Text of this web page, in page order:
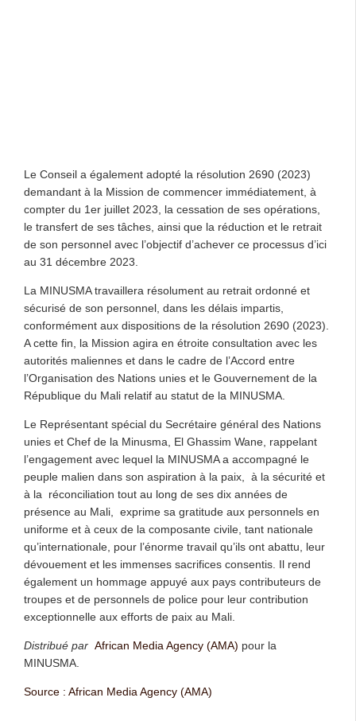
Le Conseil a également adopté la résolution 2690 (2023)
demandant à la Mission de commencer immédiatement, à
compter du 1er juillet 2023, la cessation de ses opérations,
le transfert de ses tâches, ainsi que la réduction et le retrait
de son personnel avec l’objectif d’achever ce processus d’ici
au 31 décembre 2023.
La MINUSMA travaillera résolument au retrait ordonné et
sécurisé de son personnel, dans les délais impartis,
conformément aux dispositions de la résolution 2690 (2023).
A cette fin, la Mission agira en étroite consultation avec les
autorités maliennes et dans le cadre de l’Accord entre
l’Organisation des Nations unies et le Gouvernement de la
République du Mali relatif au statut de la MINUSMA.
Le Représentant spécial du Secrétaire général des Nations
unies et Chef de la Minusma, El Ghassim Wane, rappelant
l’engagement avec lequel la MINUSMA a accompagné le
peuple malien dans son aspiration à la paix, à la sécurité et
à la réconciliation tout au long de ses dix années de
présence au Mali, exprime sa gratitude aux personnels en
uniforme et à ceux de la composante civile, tant nationale
qu’internationale, pour l’énorme travail qu’ils ont abattu, leur
dévouement et les immenses sacrifices consentis. Il rend
également un hommage appuyé aux pays contributeurs de
troupes et de personnels de police pour leur contribution
exceptionnelle aux efforts de paix au Mali.
Distribué par African Media Agency (AMA) pour la
MINUSMA.
Source : African Media Agency (AMA)